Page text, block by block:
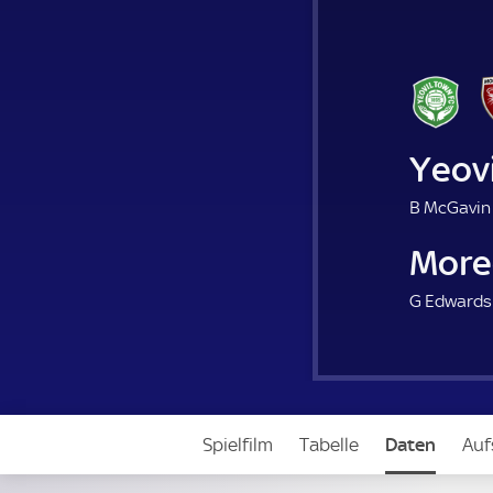
B
G
Spielfilm Tabelle Daten